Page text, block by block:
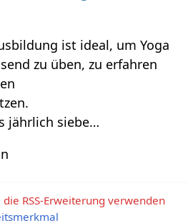
ist ideal, um Yoga
zu üben, zu erfahren
jährlich siebe…
RSS-Erweiterung verwenden